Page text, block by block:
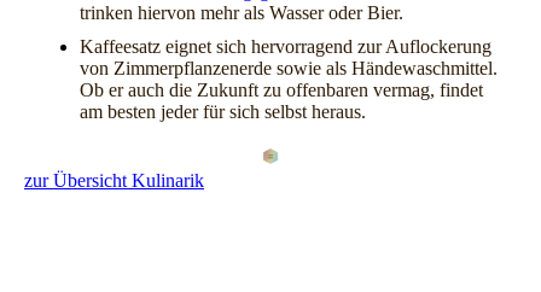
trinken hiervon mehr als Wasser oder Bier.
Kaffeesatz eignet sich hervorragend zur Auflockerung
von Zimmerpflanzenerde sowie als Händewaschmittel.
Ob er auch die Zukunft zu offenbaren vermag, findet
am besten jeder für sich selbst heraus.
zur Übersicht Kulinarik